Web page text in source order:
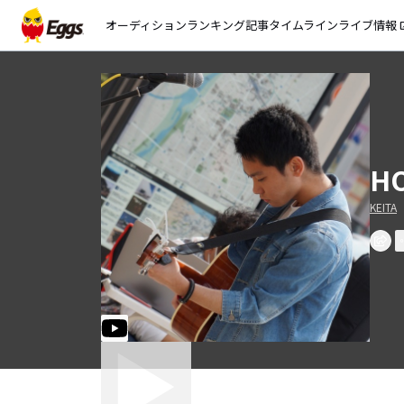
オーディションランキング記事タイムラインライブ情報
KEITA